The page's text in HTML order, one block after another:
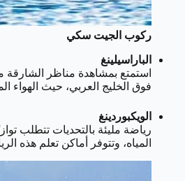
ركوب الجيت سكي
الباراسيلينغ
استمتع بمشاهدة مناظر الشارقة
فوق الخليج العربي، حيث الهواء
الويكبوردينغ
رياضة مليئة بالتحديات تتطلب
المياه، وتتوفر أماكن تعلم هذه